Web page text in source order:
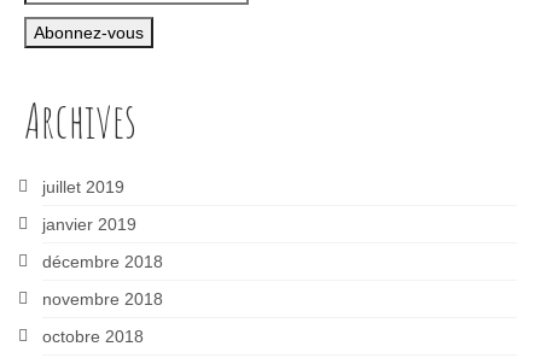
Archives
juillet 2019
janvier 2019
décembre 2018
novembre 2018
octobre 2018